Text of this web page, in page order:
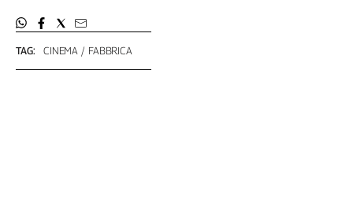
TAG: CINEMA FABBRICA